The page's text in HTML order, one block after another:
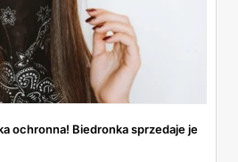
ochronna! Biedronka sprzedaje je